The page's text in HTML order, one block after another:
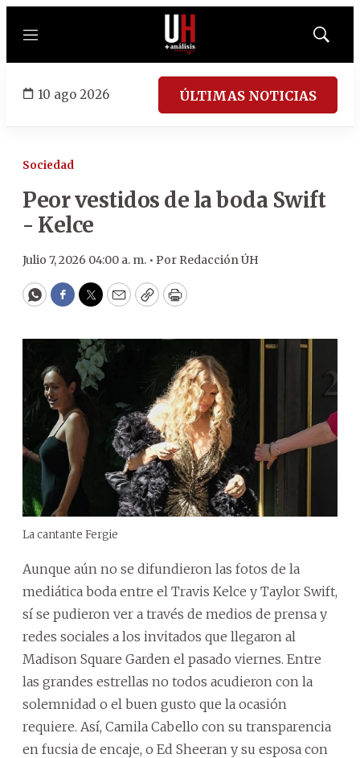
Menú
Mostrar
10 ago 2026 ÚLTIMAS NOTICIAS
Sociedad
Peor vestidos de la boda Swift
- Kelce
Julio 7, 2026 04:00 a. m. • Por Redacción ÚH
WhatsApp
Facebook
Twitter
EmailCopyPrint
La cantante Fergie
Aunque aún no se difundieron las fotos de la
mediática boda entre el Travis Kelce y Taylor Swift,
sí se pudieron ver a través de medios de prensa y
redes sociales a los invitados que llegaron al
Madison Square Garden el pasado viernes. Entre
las grandes estrellas no todos acudieron con la
solemnidad o el buen gusto que la ocasión
requiere. Así, Camila Cabello con su transparencia
en fucsia de encaje, o Ed Sheeran y su esposa con